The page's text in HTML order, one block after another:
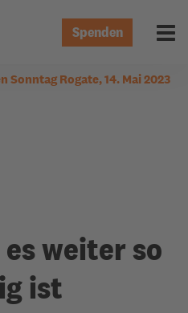
Spenden
Sonntag Rogate, 14. Mai 2023
weiter so
ist